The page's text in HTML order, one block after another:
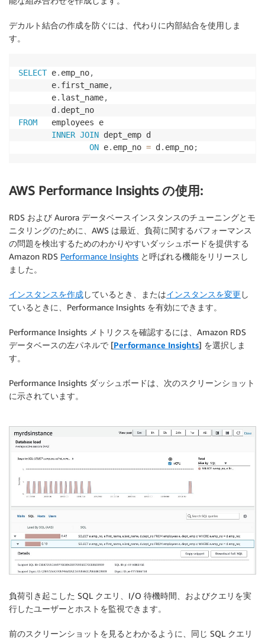
デカルト結合の作成を防ぐには、代わりに内部結合を使用しま
す。
SELECT e. emp_no,
       e
. first_name,
       e
. last_name,
       d
.
FROM
   employees e
INNER JOIN dept_emp d
ON e. emp_no = d . emp_no;
AWS Performance Insights の使用:
RDS および Aurora データベースインスタンスのチューニングとモ
ニタリングのために、AWS は最近、負荷に関するパフォーマンス
の問題を検出するためのわかりやすいダッシュボードを提供する
Amazon RDS Performance Insights と呼ばれる機能をリリースし
ました。
インスタンスを作成しているとき、またはインスタンスを変更 し
ているときに、Performance Insights を有効にできます。
Performance Insights メトリクスを確認するには、Amazon RDS
データベースの左パネルで [Performance Insights] を選択しま
す。
Performance Insights ダッシュボードは、次のスクリーンショット
に示されています。
負荷引き起こした SQL クエリ、I/O 待機時間、およびクエリを実
行したユーザーとホストを監視できます。
前のスクリーンショットを見るとわかるように、同じ SQL クエリ